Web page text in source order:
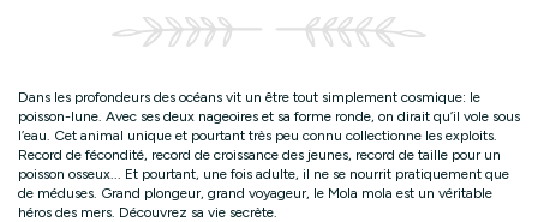
Dans les profondeurs des océans vit un être tout simplement cosmique: le
poisson-lune. Avec ses deux nageoires et sa forme ronde, on dirait qu’il vole sous
l’eau. Cet animal unique et pourtant très peu connu collectionne les exploits.
Record de fécondité, record de croissance des jeunes, record de taille pour un
poisson osseux... Et pourtant, une fois adulte, il ne se nourrit pratiquement que
de méduses. Grand plongeur, grand voyageur, le Mola mola est un véritable
héros des mers. Découvrez sa vie secrète.